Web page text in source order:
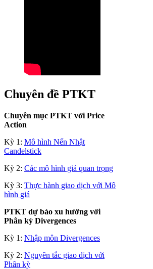
Chuyên đề PTKT
Chuyên mục PTKT với Price
Action
Kỳ 1: Mô hình Nến Nhật
Candelstick
Kỳ 2: Các mô hình giá quan trọng
Kỳ 3: Thực hành giao dịch với Mô
hình giá
PTKT dự báo xu hướng với
Phân kỳ Divergences
Kỳ 1: Nhập môn Divergences
Kỳ 2: Nguyên tắc giao dịch với
Phân kỳ